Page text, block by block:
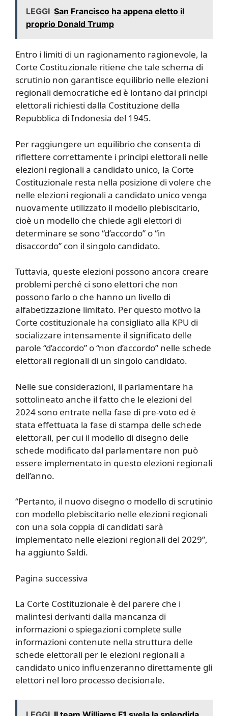
LEGGI San Francisco ha appena eletto il
proprio Donald Trump
Entro i limiti di un ragionamento ragionevole, la
Corte Costituzionale ritiene che tale schema di
scrutinio non garantisce equilibrio nelle elezioni
regionali democratiche ed è lontano dai principi
elettorali richiesti dalla Costituzione della
Repubblica di Indonesia del 1945.
Per raggiungere un equilibrio che consenta di
riflettere correttamente i principi elettorali nelle
elezioni regionali a candidato unico, la Corte
Costituzionale resta nella posizione di volere che
nelle elezioni regionali a candidato unico venga
nuovamente utilizzato il modello plebiscitario,
cioè un modello che chiede agli elettori di
determinare se sono “d’accordo” o “in
disaccordo” con il singolo candidato.
Tuttavia, queste elezioni possono ancora creare
problemi perché ci sono elettori che non
possono farlo o che hanno un livello di
alfabetizzazione limitato. Per questo motivo la
Corte costituzionale ha consigliato alla KPU di
socializzare intensamente il significato delle
parole “d’accordo” o “non d’accordo” nelle schede
elettorali regionali di un singolo candidato.
Nelle sue considerazioni, il parlamentare ha
sottolineato anche il fatto che le elezioni del
2024 sono entrate nella fase di pre-voto ed è
stata effettuata la fase di stampa delle schede
elettorali, per cui il modello di disegno delle
schede modificato dal parlamentare non può
essere implementato in questo elezioni regionali
dell’anno.
“Pertanto, il nuovo disegno o modello di scrutinio
con modello plebiscitario nelle elezioni regionali
con una sola coppia di candidati sarà
implementato nelle elezioni regionali del 2029”,
ha aggiunto Saldi.
Pagina successiva
La Corte Costituzionale è del parere che i
malintesi derivanti dalla mancanza di
informazioni o spiegazioni complete sulle
informazioni contenute nella struttura delle
schede elettorali per le elezioni regionali a
candidato unico influenzeranno direttamente gli
elettori nel loro processo decisionale.